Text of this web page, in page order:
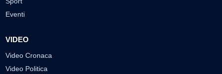
Eventi
VIDEO
Video Cronaca
Video Politica